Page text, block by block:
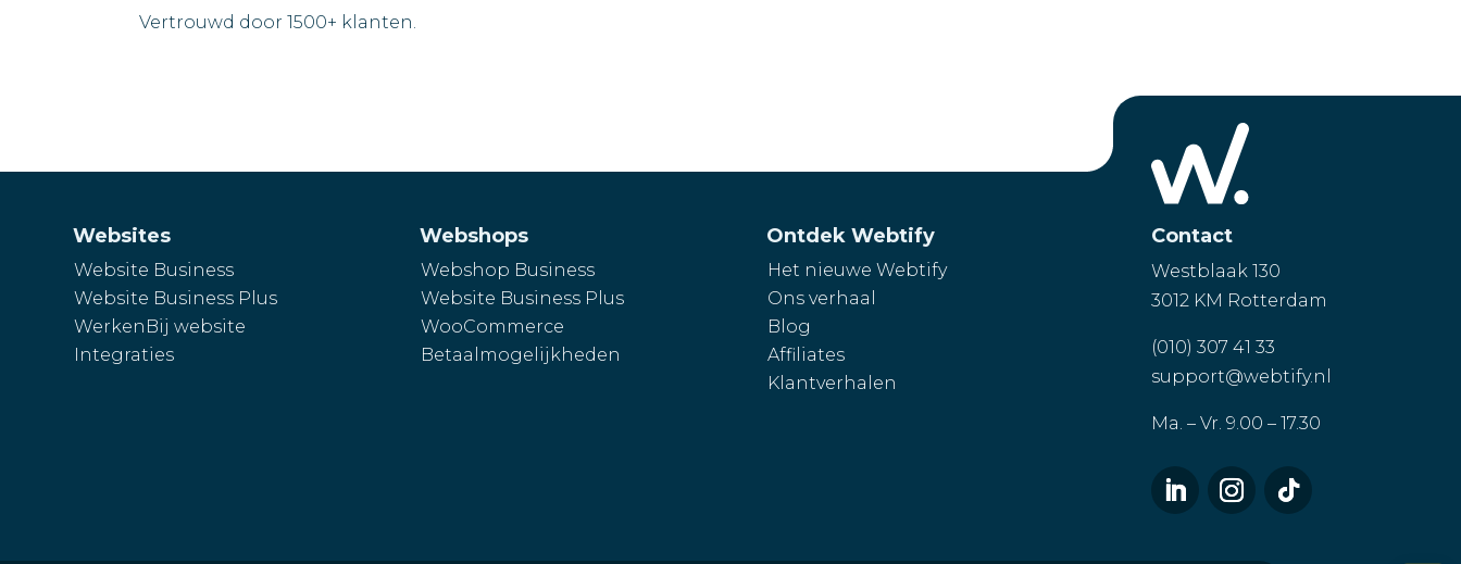
Vertrouwd door 1500+ klanten.
Websites
Website Business
Website Business Plus
WerkenBij website
Integraties
Webshops
Webshop Business
Website Business Plus
WooCommerce
Betaalmogelijkheden
Ontdek Webtify
Het nieuwe Webtify
Ons verhaal
Blog
Affiliates
Klantverhalen
Contact
Westblaak 130
3012 KM Rotterdam
(010) 307 41 33
support@webtify.nl
Ma. – Vr. 9.00 – 17.30